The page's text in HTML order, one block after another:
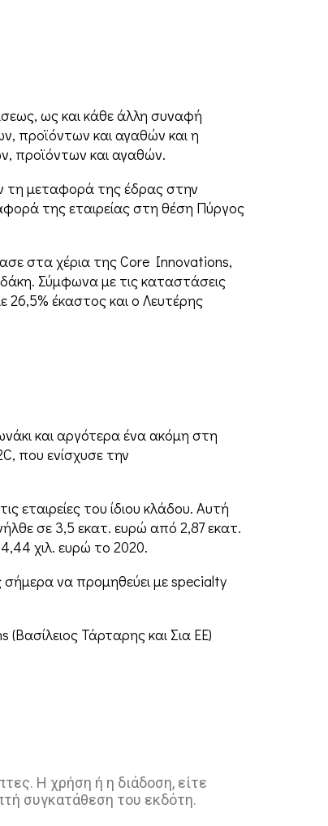
ως και κάθε άλλη συναφή
προϊόντων και αγαθών και η
προϊόντων και αγαθών.
τη μεταφορά της έδρας στην
της εταιρείας στη θέση Πύργος
στα χέρια της Core Innovations,
Σύμφωνα με τις καταστάσεις
έκαστος και ο Λευτέρης
και αργότερα ένα ακόμη στη
που ενίσχυσε την
του ίδιου κλάδου. Αυτή
σε 3,5 εκατ. ευρώ από 2,87 εκατ.
χιλ. ευρώ το 2020.
να προμηθεύει με specialty
Τάρταρης και Σια ΕΕ)
Η χρήση ή η διάδοση, είτε
συγκατάθεση του εκδότη.